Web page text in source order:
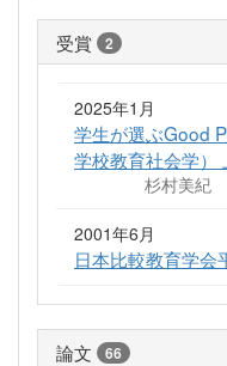
受賞 2
2025年1月
学生が選ぶGood
学校教育社会学）
杉村美紀
2001年6月
日本比較教育学会
論文 66